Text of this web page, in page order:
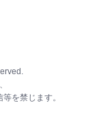
を禁じます。